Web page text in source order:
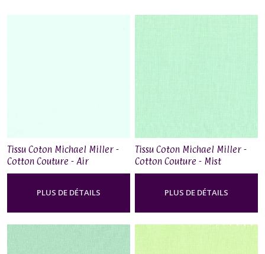
Tissu Coton Michael Miller -
Cotton Couture - Air
PLUS DE DÉTAILS
Tissu Coton Michael Miller -
Cotton Couture - Mist
PLUS DE DÉTAILS